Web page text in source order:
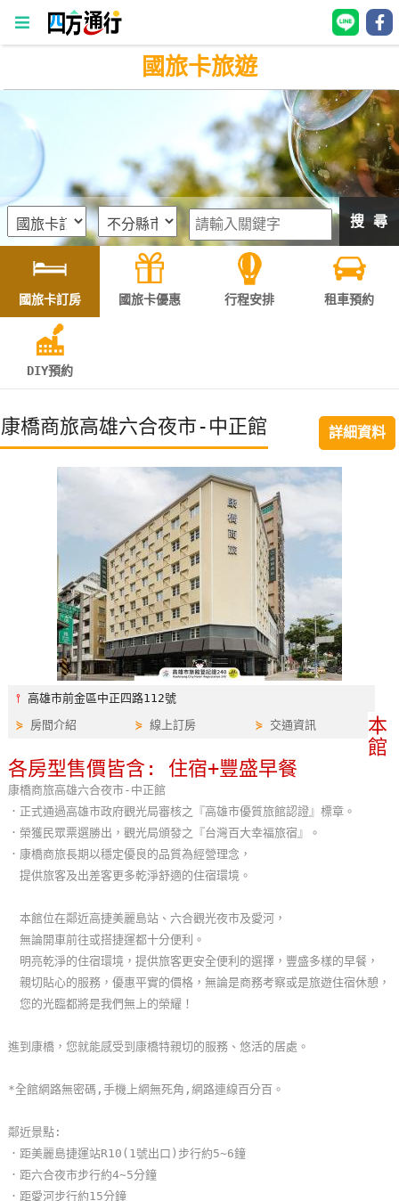
四
通
房
灣
訂
房
直接跟飯店訂房HOT
特
紅
你
玩
玩
樂
地
圖
顧
客
服
務
顧
滿
度
訂
國旅卡旅遊
搜 尋
國旅卡訂房 國旅卡優惠 行程安排 租車預約
DIY預約
康橋商旅高雄六合夜市-中正館 詳細資料
⫯高雄市前金區中正四路112號
⋟ 房間介紹 ⋟線上訂房 ⋟ 交通資訊
本
館
各房型售價皆含: 住宿+豐盛早餐
康橋商旅高雄六合夜市-中正館
．正式通過高雄市政府觀光局審核之『高雄市優質旅館認證』標章。
．榮獲民眾票選勝出，觀光局頒發之『台灣百大幸福旅宿』。
．康橋商旅長期以穩定優良的品質為經營理念，
提供旅客及出差客更多乾淨舒適的住宿環境。
本館位在鄰近高捷美麗島站、六合觀光夜市及愛河，
無論開車前往或搭捷運都十分便利。
明亮乾淨的住宿環境，提供旅客更安全便利的選擇，豐盛多樣的早餐，
親切貼心的服務，優惠平實的價格，無論是商務考察或是旅遊住宿休憩，
您的光臨都將是我們無上的榮耀！
進到康橋，您就能感受到康橋特親切的服務、悠活的居處。
*全館網路無密碼,手機上網無死角,網路連線百分百。
鄰近景點:
．距美麗島捷運站R10(1號出口)步行約5~6鐘
．距六合夜市步行約4~5分鐘
．距愛河步行約15分鐘